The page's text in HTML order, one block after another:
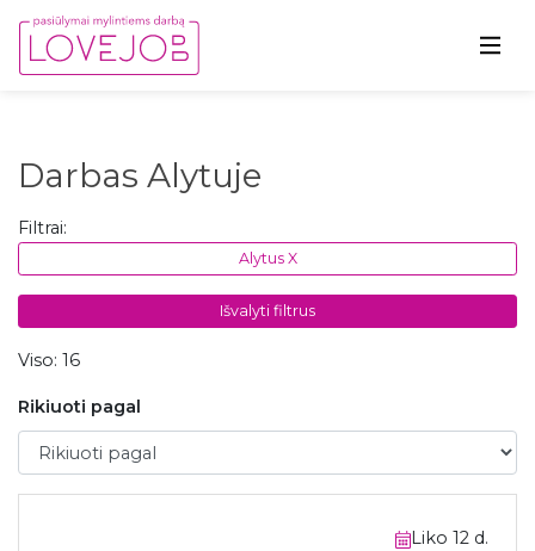
Darbas Alytuje
Filtrai:
Alytus X
Išvalyti filtrus
Viso: 16
Rikiuoti pagal
Rikiuoti pagal
Liko 12 d.